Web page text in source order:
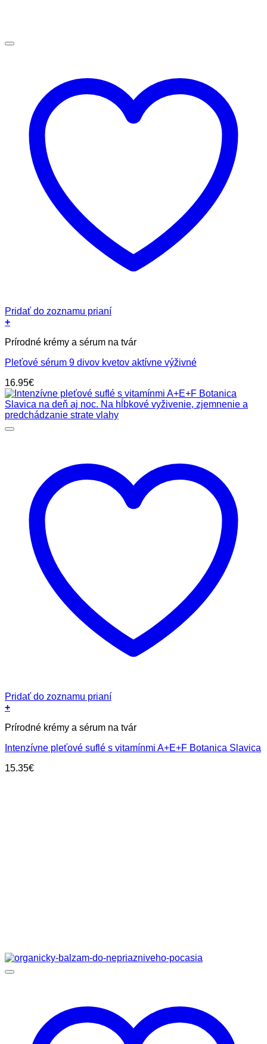
Pridať do zoznamu prianí
+
Prírodné krémy a sérum na tvár
Pleťové sérum 9 divov kvetov aktívne výživné
16.95€
Pridať do zoznamu prianí
+
Prírodné krémy a sérum na tvár
Intenzívne pleťové suflé s vitamínmi A+E+F Botanica Slavica
15.35€